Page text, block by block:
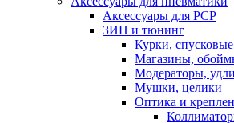
Аксессуары для PCP
ЗИП и тюнинг
Курки,
Магазины,
Модераторы,
Мушки, целики
Оптика и